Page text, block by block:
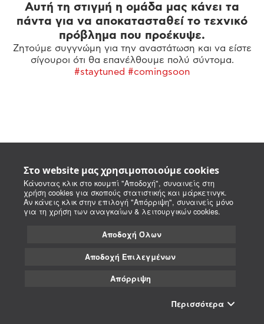
Στο website μας χρησιμοποιούμε cookies
Κάνοντας κλικ στο κουμπί "Αποδοχή", συναινείς στη
χρήση cookies για σκοπούς στατιστικής και μάρκετινγκ.
Αν κάνεις κλικ στην επιλογή "Απόρριψη", συναινείς μόνο
για τη χρήση των αναγκαίων & λειτουργικών cookies.
Αποδοχή Όλων
Αποδοχή Επιλεγμένων
Απόρριψη
Περισσότερα
Αυτή τη στιγμή η ομάδα μας κάνει τα
πάντα για να αποκατασταθεί το τεχνικό
πρόβλημα που προέκυψε.
Ζητούμε συγγνώμη για την αναστάτωση και να είστε
σίγουροι ότι θα επανέλθουμε πολύ σύντομα.
#staytuned #comingsoon